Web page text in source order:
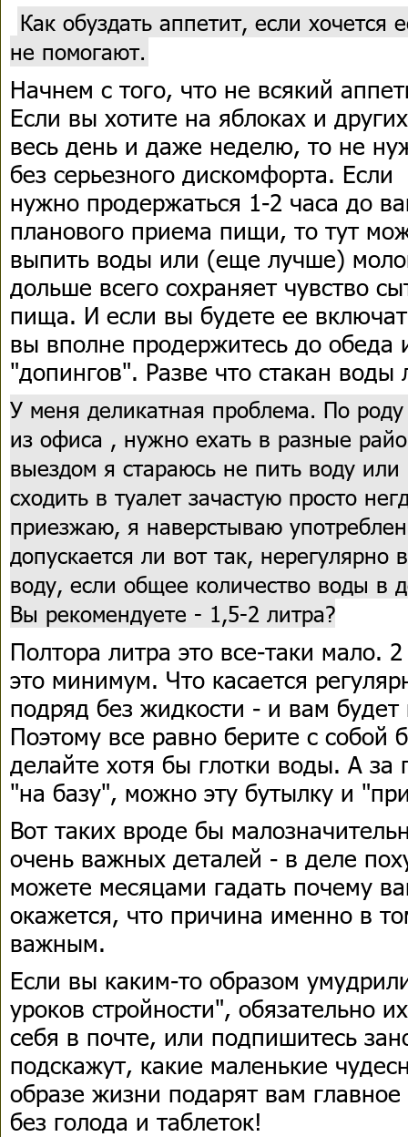
Как обуздать аппетит, если хочется
не помогают.
Начнем с того, что не всякий
Если вы хотите на яблоках и
весь день и даже неделю, то не
без серьезного дискомфорта.
нужно продержаться 1-2 часа до
планового приема пищи, то тут
выпить воды или (еще лучше)
дольше всего сохраняет чувство
пища. И если вы будете ее
вы вполне продержитесь до обеда
"допингов". Разве что стакан
У меня деликатная проблема. По
из офиса , нужно ехать в разные
выездом я стараюсь не пить воду
сходить в туалет зачастую просто
приезжаю, я наверстываю
допускается ли вот так, нерегулярно
воду, если общее количество воды в
Вы рекомендуете - 1,5-2 литра?
Полтора литра это все-таки мало.
это минимум. Что касается
подряд без жидкости - и вам
Поэтому все равно берите с собой
делайте хотя бы глотки воды. А за
"на базу", можно эту бутылку и
Вот таких вроде бы
очень важных деталей - в деле
можете месяцами гадать почему
окажется, что причина именно в
важным.
Если вы каким-то образом
уроков стройности", обязательно
себя в почте, или подпишитесь
подскажут, какие маленькие
образе жизни подарят вам
без голода и таблеток!